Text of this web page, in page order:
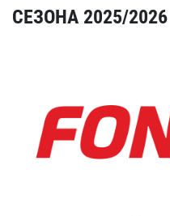
СЕЗОНА 2025/2026